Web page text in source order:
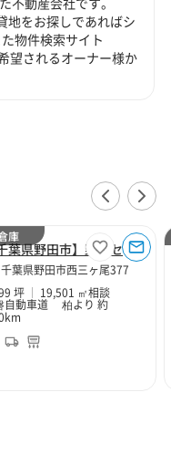
地をお探しであればシ
物件検索サイト
望されるオーナー様か
【千葉県野田市】野田センター
千葉県野田市西三ヶ尾377
坪
19,501 ㎡相談
自動車道 柏より 約
庫